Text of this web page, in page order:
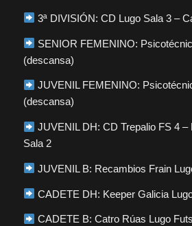
3ª DIVISIÓN: CD Lugo Sala 3 –
SENIOR FEMENINO:
(descansa)
JUVENIL FEMENINO:
(descansa)
JUVENIL DH: CD Trepalio FS 4 –
Sala 2
JUVENIL B: Recambios Frain
CADETE DH: Keeper Galicia
CADETE B: Catro Rúas Lugo